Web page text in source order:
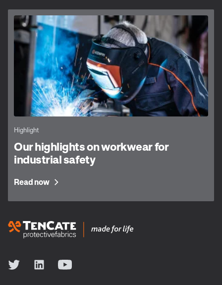
Highlight
Our highlights on workwear for
industrial safety
Read now